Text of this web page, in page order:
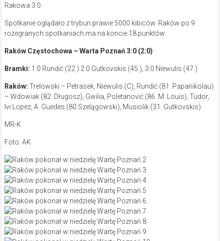
Rakowa 3:0.
Spotkanie oglądało z trybun prawie 5000 kibiców. Raków po 9
rozegranych spotkaniach ma na koncie 18 punktów.
Raków Częstochowa – Warta Poznań 3:0 (2:0)
Bramki: 1:0 Rundić (22.) 2:0 Gutkovskis (45.), 3:0 Niewulis (47.)
Raków: Trelowski – Petrasek, Niewulis (C), Rundić (81. Papanikolau)
– Wdowiak (82. Długosz), Gwilia, Poletanović (86. M. Louis), Tudor,
Ivi Lopez, A. Guedes (80.Szelągowski), Musiolik (31. Gutkovskis).
MR-K
Foto: AK